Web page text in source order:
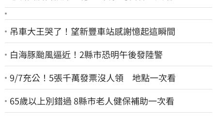
吊車大王哭了！望新豐車站感謝憶起這瞬間
白海豚颱風逼近！2縣市恐明午後發陸警
9/7充公！5張千萬發票沒人領 地點一次看
65歲以上別錯過 8縣市老人健保補助一次看